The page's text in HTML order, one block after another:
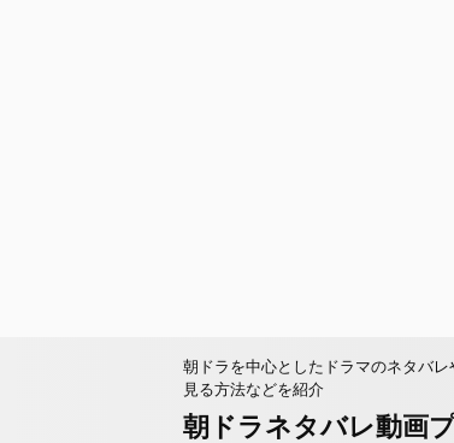
朝ドラを中心としたドラマのネタバ
見る方法などを紹介
朝ドラネタバレ動画